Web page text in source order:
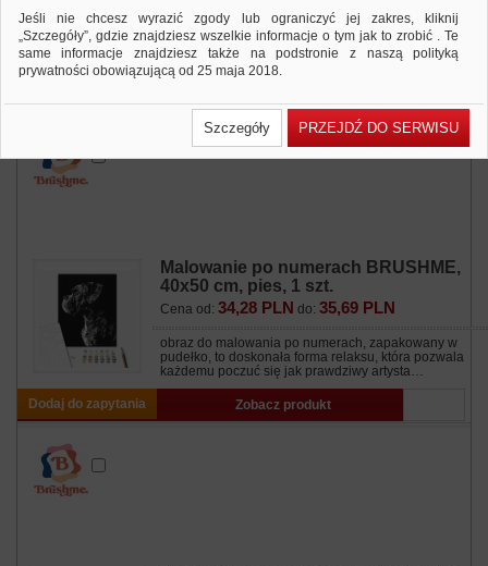
obraz do malowania po numerach, zapakowany w
pudełko, to doskonała forma relaksu, która pozwala
każdemu poczuć się jak prawdziwy artysta…
Malowanie po numerach BRUSHME,
40x50 cm, pies, 1 szt.
Cena od: 34,28 PLN do: 35,69 PLN
obraz do malowania po numerach, zapakowany w
pudełko, to doskonała forma relaksu, która pozwala
każdemu poczuć się jak prawdziwy artysta…
Dodaj do zapytania Zobacz produkt
Jeśli nie chcesz wyrazić zgody lub ograniczyć jej zakres, kliknij
„Szczegóły”, gdzie znajdziesz wszelkie informacje o tym jak to zrobić . Te
same informacje znajdziesz także na podstronie z naszą polityką
prywatności obowiązującą od 25 maja 2018.
wcześniejsza zgoda której udzieliliście podczas zakładania konta. Każda
Państwa zgoda jest dobrowolna i można ją w dowolnym momencie
Polityka prywatności (rozwiń)
Szczegóły PRZEJDŹ DO SERWISU